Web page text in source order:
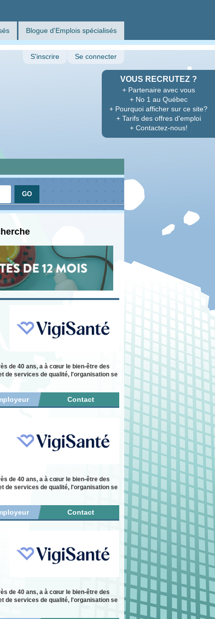
Blogue d'Emplois spécialisés
VOUS RECRUTEZ ?
+ Partenaire avec vous
+ No 1 au Québec
+ Pourquoi afficher sur ce site?
+ Tarifs des offres d'emploi
+ Contactez-nous!
S'inscrire Se connecter
de 40 ans, a à cœur le bien-être des
de services de qualité, l'organisation se
Contact
de 40 ans, a à cœur le bien-être des
de services de qualité, l'organisation se
Contact
de 40 ans, a à cœur le bien-être des
de services de qualité, l'organisation se